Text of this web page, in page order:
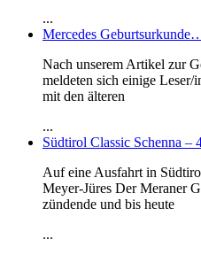
...
Mercedes
Nach unserem Artikel zur
meldeten sich einige
mit den älteren
...
Südtirol Classic Schenna –
Auf eine Ausfahrt in
Meyer-Jüres Der Meraner
zündende und bis heute
...